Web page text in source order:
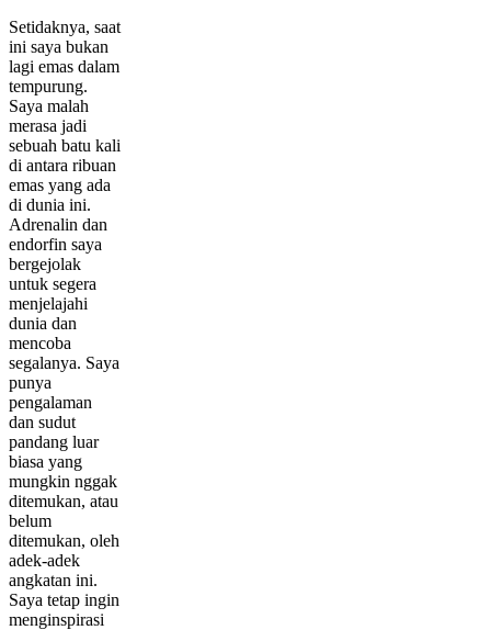
Setidaknya, saat
ini saya bukan
lagi emas dalam
tempurung.
Saya malah
merasa jadi
sebuah batu kali
di antara ribuan
emas yang ada
di dunia ini.
Adrenalin dan
endorfin saya
bergejolak
untuk segera
menjelajahi
dunia dan
mencoba
segalanya. Saya
punya
pengalaman
dan sudut
pandang luar
biasa yang
mungkin nggak
ditemukan, atau
belum
ditemukan, oleh
adek-adek
angkatan ini.
Saya tetap ingin
menginspirasi